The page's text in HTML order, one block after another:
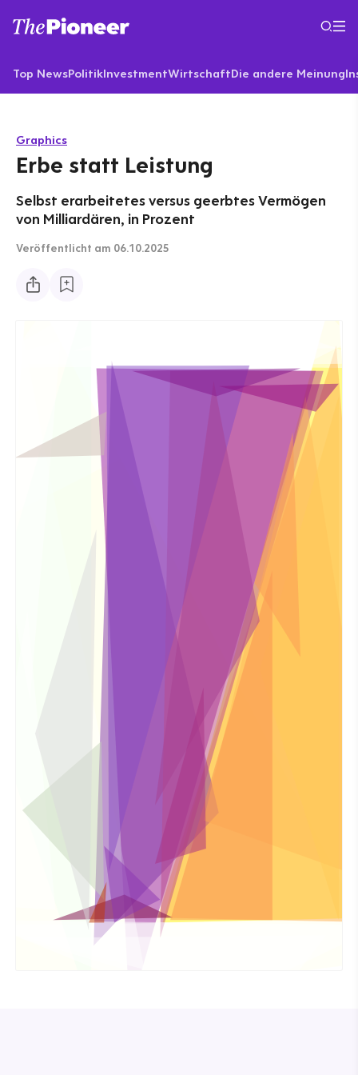
Top NewsPolitikInvestmentWirtschaftDie andere Meinung
Graphics
Erbe statt Leistung
Selbst erarbeitetes versus geerbtes Vermögen
von Milliardären, in Prozent
Veröffentlicht am 06.10.2025